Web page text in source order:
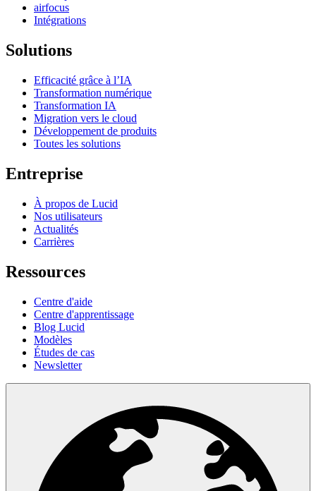
airfocus
Intégrations
Solutions
Efficacité grâce à l’IA
Transformation numérique
Transformation IA
Migration vers le cloud
Développement de produits
Toutes les solutions
Entreprise
À propos de Lucid
Nos utilisateurs
Actualités
Carrières
Ressources
Centre d'aide
Centre d'apprentissage
Blog Lucid
Modèles
Études de cas
Newsletter